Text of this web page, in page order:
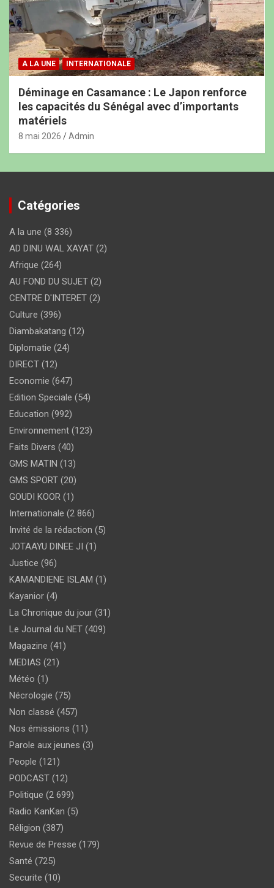
A LA UNE INTERNATIONALE
Déminage en Casamance : Le Japon renforce
les capacités du Sénégal avec d’importants
matériels
8 mai 2026 Admin
Catégories
A la une (8 336)
AD DINU WAL XAYAT (2)
Afrique (264)
AU FOND DU SUJET (2)
CENTRE D'INTERET (2)
Culture (396)
Diambakatang (12)
Diplomatie (24)
DIRECT (12)
Economie (647)
Edition Speciale (54)
Education (992)
Environnement (123)
Faits Divers (40)
GMS MATIN (13)
GMS SPORT (20)
GOUDI KOOR (1)
Internationale (2 866)
Invité de la rédaction (5)
JOTAAYU DINEE JI (1)
Justice (96)
KAMANDIENE ISLAM (1)
Kayanior (4)
La Chronique du jour (31)
Le Journal du NET (409)
Magazine (41)
MEDIAS (21)
Météo (1)
Nécrologie (75)
Non classé (457)
Nos émissions (11)
Parole aux jeunes (3)
People (121)
PODCAST (12)
Politique (2 699)
Radio KanKan (5)
Réligion (387)
Revue de Presse (179)
Santé (725)
Securite (10)